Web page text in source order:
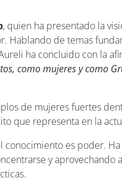
, quien ha presentado la
Hablando de temas
ha concluido con la
como mujeres y como
de mujeres fuertes
que representa en la
conocimiento es poder.
y aprovechando